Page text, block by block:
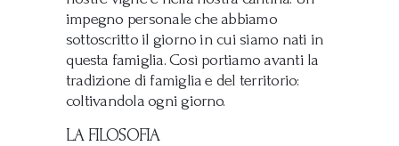
impegno personale che abbiamo
sottoscritto il giorno in cui siamo nati in
questa famiglia. Così portiamo avanti la
tradizione di famiglia e del territorio:
coltivandola ogni giorno.
LA FILOSOFIA